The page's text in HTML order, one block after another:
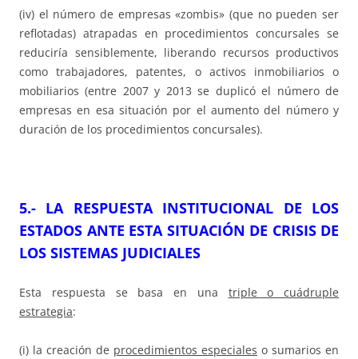
(iv) el número de empresas «zombis» (que no pueden ser
reflotadas) atrapadas en procedimientos concursales se
reduciría sensiblemente, liberando recursos productivos
como trabajadores, patentes, o activos inmobiliarios o
mobiliarios (entre 2007 y 2013 se duplicó el número de
empresas en esa situación por el aumento del número y
duración de los procedimientos concursales).
5.- LA RESPUESTA INSTITUCIONAL DE LOS
ESTADOS ANTE ESTA SITUACIÓN DE CRISIS DE
LOS SISTEMAS JUDICIALES
Esta respuesta se basa en una triple o cuádruple
estrategia:
(i) la creación de procedimientos especiales o sumarios en